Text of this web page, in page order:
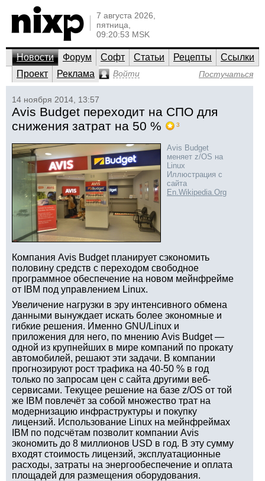
7 августа 2026,
пятница,
09:20:53 MSK
Новости Форум Софт Статьи Рецепты
Ссылки
Проект
Реклама Войти Постучаться
14 ноября 2014, 13:57
Avis Budget переходит на СПО для
снижения затрат на 50 %
3
Avis Budget
меняет z/OS на
Linux
Иллюстрация с
сайта
En.Wikipedia.Org
Компания Avis Budget планирует сэкономить
половину средств с переходом свободное
программное обеспечение на новом мейнфрейме
от IBM под управлением Linux.
Увеличение нагрузки в эру интенсивного обмена
данными вынуждает искать более экономные и
гибкие решения. Именно GNU/Linux и
приложения для него, по мнению Avis Budget —
одной из крупнейших в мире компаний по прокату
автомобилей, решают эти задачи. В компании
прогнозируют рост трафика на 40-50 % в год
только по запросам цен с сайта другими веб-
сервисами. Текущее решение на базе z/OS от той
же IBM повлечёт за собой множество трат на
модернизацию инфраструктуры и покупку
лицензий. Использование Linux на мейнфреймах
IBM по подсчётам позволит компании Avis
экономить до 8 миллионов USD в год. В эту сумму
входят стоимость лицензий, эксплуатационные
расходы, затраты на энергообеспечение и оплата
площадей для размещения оборудования.